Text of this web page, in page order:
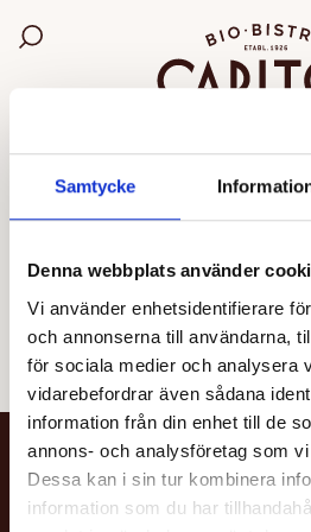
Samtycke
Denna webbplats använder
Vi använder enhetsidentifierare
och annonserna till användarna,
för sociala medier och analysera
vidarebefordrar även sådana
information från din enhet till de
annons- och analysföretag som
Dessa kan i sin tur kombinera
information som du har
Bio Capitol
Sök bland filmer
OGILTIG
längre att
Se alla
NYHETSBREV